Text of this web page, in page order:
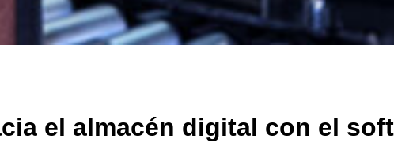
el almacén digital con el